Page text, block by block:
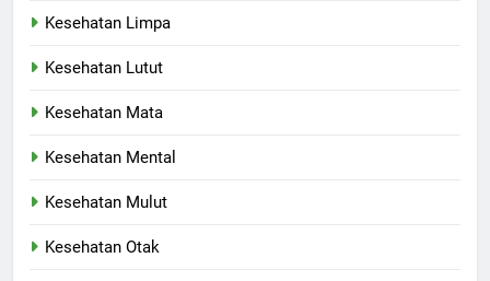
Kesehatan Limpa
Kesehatan Lutut
Kesehatan Mata
Kesehatan Mental
Kesehatan Mulut
Kesehatan Otak